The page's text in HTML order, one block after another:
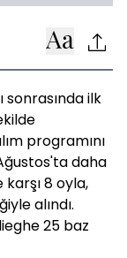
sonrasında ilk
programını
daha
karşı 8 oyla,
alındı.
25 baz